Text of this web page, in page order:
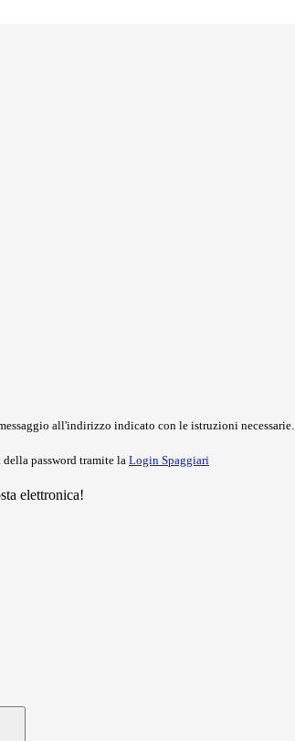
all'indirizzo indicato con le istruzioni necessarie.
password tramite la Login Spaggiari
elettronica!